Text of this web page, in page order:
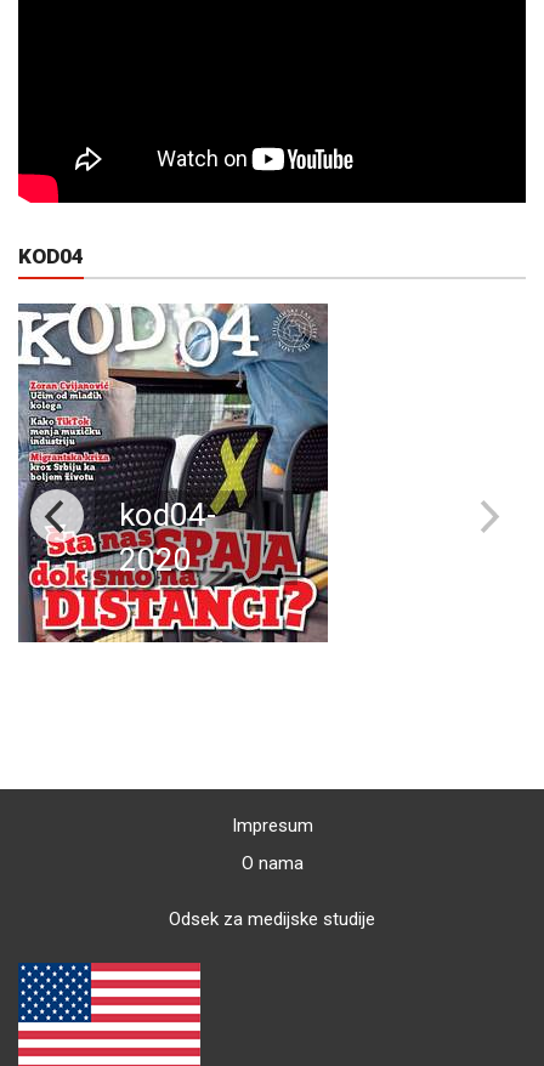
KOD04
kod04-
2020
Impresum
O nama
Odsek za medijske studije